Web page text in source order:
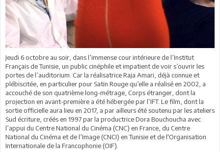
Jeudi 6 octobre au soir, dans l’immense cour intérieure de l’Institut
Français de Tunisie, un public cinéphile et impatient de voir s’ouvrir les
portes de l’auditorium. Car la réalisatrice Raja Amari, déjà connue et
plébiscitée, en particulier pour Satin Rouge qu’elle a réalisé en 2002, a
accouché de son quatrième long-métrage, Corps étranger, dont la
projection en avant-première a été hébergée par l’IFT. Le film, dont la
sortie officielle aura lieu en 2017, a par ailleurs été soutenu par les ateliers
Sud écriture, créés en 1997 par la productrice Dora Bouchoucha avec
l’appui du Centre National du Cinéma (CNC) en France, du Centre
National du Cinéma et de l’Image (CNCI) en Tunisie et de l'Organisation
Internationale de la Francophonie (OIF).